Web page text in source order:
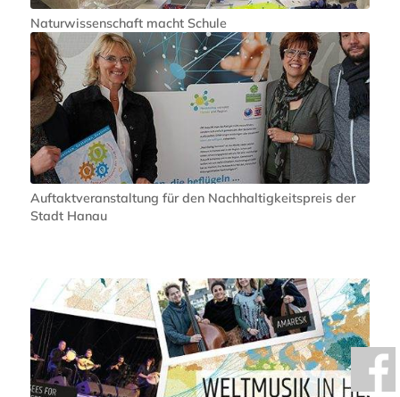
Naturwissenschaft macht Schule
Auftaktveranstaltung für den Nachhaltigkeitspreis der
Stadt Hanau